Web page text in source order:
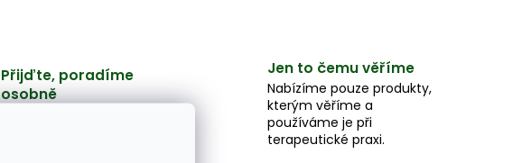
Přijďte, poradíme
osobně
Jen to čemu věříme
Nabízíme pouze produkty,
kterým věříme a
používáme je při
terapeutické praxi.